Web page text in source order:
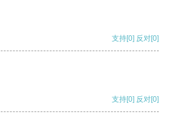
支持[0] 反对[0]
支持[0] 反对[0]